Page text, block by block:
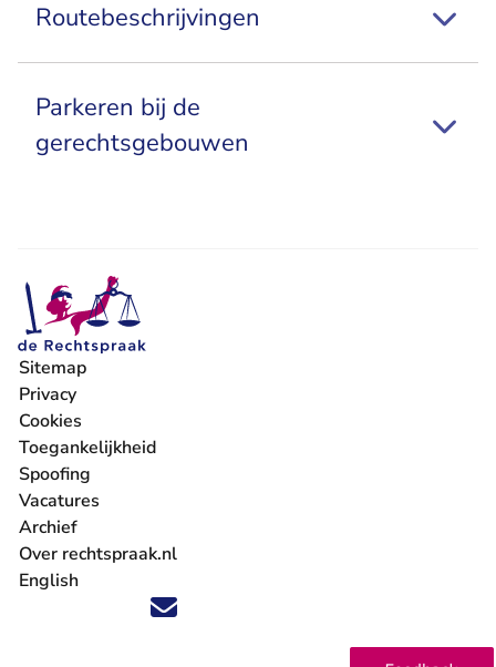
Routebeschrijvingen
Parkeren bij de
gerechtsgebouwen
Volg ons op X (Twitter) - U verlaat Rechtspraak.nl
Volg ons op Facebook - U verlaat Rechtspraak.nl
Volg ons op Instagram - U verlaat Rechtspraak.nl
Volg ons op Youtube - U verlaat Rechtspraak.nl
Volg ons op LinkedIn - U verlaat
'Blijf op de hoogte' nieuwsbrief - U verlaat
Sitemap
Privacy
Cookies
Toegankelijkheid
Spoofing
Vacatures
- U verlaat Rechtspraak.nl
Archief
Over rechtspraak.nl
English